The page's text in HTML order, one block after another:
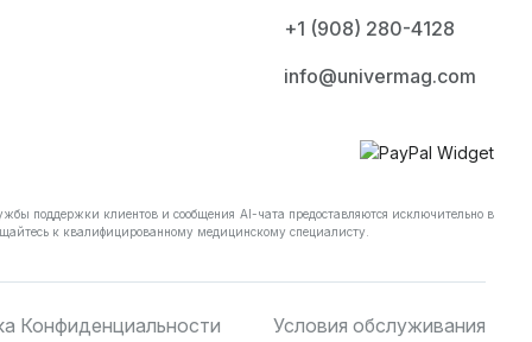
+1 ‪(908) 280-4128‬
info@univermag.com
поддержки клиентов и сообщения AI-чата предоставляются исключительно в
к квалифицированному медицинскому специалисту.
Конфиденциальности Условия обслуживания